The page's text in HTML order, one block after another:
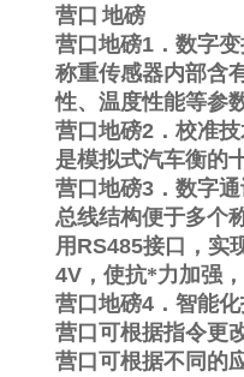
营口 地磅
营口地磅1 ．数字
称重传感器内部含
性、温度性能等参
营口地磅2 ．校准
是模拟式汽车衡的
营口地磅3 ．数字
总线结构便于多个
用 RS485接口，实
4V ，使抗*力加强
营口地磅4 ．智能
营口可根据指令更
营口可根据不同的